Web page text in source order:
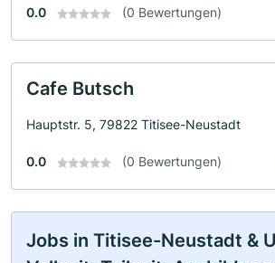
0.0 (0 Bewertungen)
Cafe Butsch
Hauptstr. 5, 79822 Titisee-Neustadt
0.0 (0 Bewertungen)
Jobs in Titisee-Neustadt &